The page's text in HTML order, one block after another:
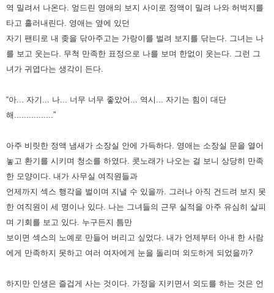
역 밀려서 나온다. 엎드린 영애의 보지 사이로 정액이 밀려 나와 허벅지를
타고 흘러내린다. 영애는 옆에 있던
자기 팬티로 내 좆을 닦아주고는 가랑이를 벌려 보지를 닦는다. 그녀는 나
를 보고 웃는다. 무척 만족한 표정으로 나를 보며 한없이 웃는다. 그런 그
녀가 귀엽다는 생각이 든다.
“아... 자기... 나... 너무 너무 좋았어... 역시... 자기는 힘이 대단
해................”
아주 비릿한 정액 냄새가 소장실 안에 가득하다. 영애는 소장실 문을 열어
놓고 환기를 시키며 청소를 하였다. 콧노래가 나오는 걸 보니 상당히 만족
한 모양이다. 내가 사무실 여직원들과
언제까지 섹스 행각을 벌이며 지낼 수 있을까.
그러나 아직 건드려 보지 못
한 여직원이 세 명이나 있다. 나는 그녀들의 근무 실적을 아주 유심히 살피
며 기회를 보고 있다. 누구든지 틈만
보이면 섹스의 노예로 만들어 버리고 싶었다. 내가 언제부터 아내 한 사람
에게 만족하지 못하고 여러 여자에게 눈을 돌리며 외도하게 되었을까?
하지만 인생은 즐겁게 사는 것이다. 가정을 지키면서 외도를 하는 것은 언